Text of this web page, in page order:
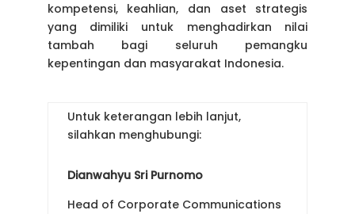
kompetensi, keahlian, dan aset strategis
yang dimiliki untuk menghadirkan nilai
tambah bagi seluruh pemangku
kepentingan dan masyarakat Indonesia.
Untuk keterangan lebih lanjut,
silahkan menghubungi:
Dianwahyu Sri Purnomo
Head of Corporate Communications